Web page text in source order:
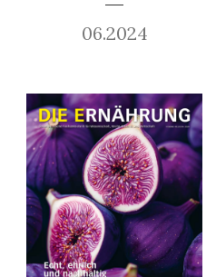
06.2024